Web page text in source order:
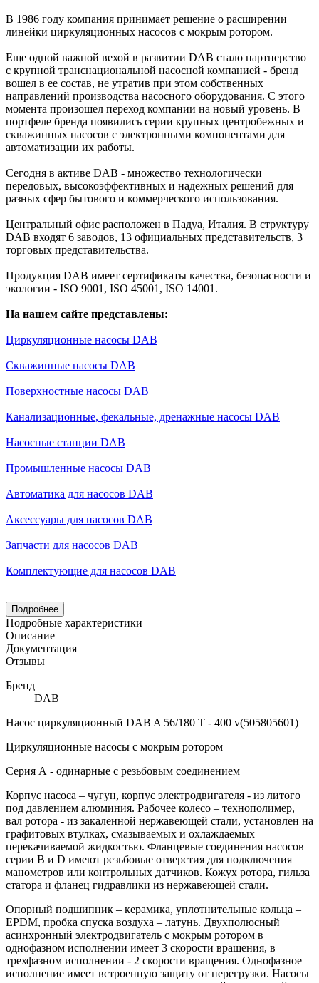
В 1986 году компания принимает решение о расширении
линейки циркуляционных насосов с мокрым ротором.
Еще одной важной вехой в развитии DAB стало партнерство
с крупной транснациональной насосной компанией - бренд
вошел в ее состав, не утратив при этом собственных
направлений производства насосного оборудования. С этого
момента произошел переход компании на новый уровень. В
портфеле бренда появились серии крупных центробежных и
скважинных насосов с электронными компонентами для
автоматизации их работы.
Сегодня в активе DAB - множество технологически
передовых, высокоэффективных и надежных решений для
разных сфер бытового и коммерческого использования.
Центральный офис расположен в Падуа, Италия. В структуру
DAB входят 6 заводов, 13 официальных представительств, 3
торговых представительства.
Продукция DAB имеет сертификаты качества, безопасности и
экологии - ISO 9001, ISO 45001, ISO 14001.
На нашем сайте представлены:
Циркуляционные насосы DAB
Скважинные насосы DAB
Поверхностные насосы DAB
Канализационные, фекальные, дренажные насосы DAB
Насосные станции DAB
Промышленные насосы DAB
Автоматика для насосов DAB
Аксессуары для насосов DAB
Запчасти для насосов DAB
Комплектующие для насосов DAB
Подробнее
Подробные характеристики
Описание
Документация
Отзывы
Бренд
DAB
Насос циркуляционный DAB A 56/180 Т - 400 v(505805601)
Циркуляционные насосы с мокрым ротором
Серия А - одинарные с резьбовым соединением
Корпус насоса – чугун, корпус электродвигателя - из литого
под давлением алюминия. Рабочее колесо – технополимер,
вал ротора - из закаленной нержавеющей стали, установлен на
графитовых втулках, смазываемых и охлаждаемых
перекачиваемой жидкостью. Фланцевые соединения насосов
серии B и D имеют резьбовые отверстия для подключения
манометров или контрольных датчиков. Кожух ротора, гильза
статора и фланец гидравлики из нержавеющей стали.
Опорный подшипник – керамика, уплотнительные кольца –
EPDM, пробка спуска воздуха – латунь. Двухполюсный
асинхронный электродвигатель с мокрым ротором в
однофазном исполнении имеет 3 скорости вращения, в
трехфазном исполнении - 2 скорости вращения. Однофазное
исполнение имеет встроенную защиту от перегрузки. Насосы